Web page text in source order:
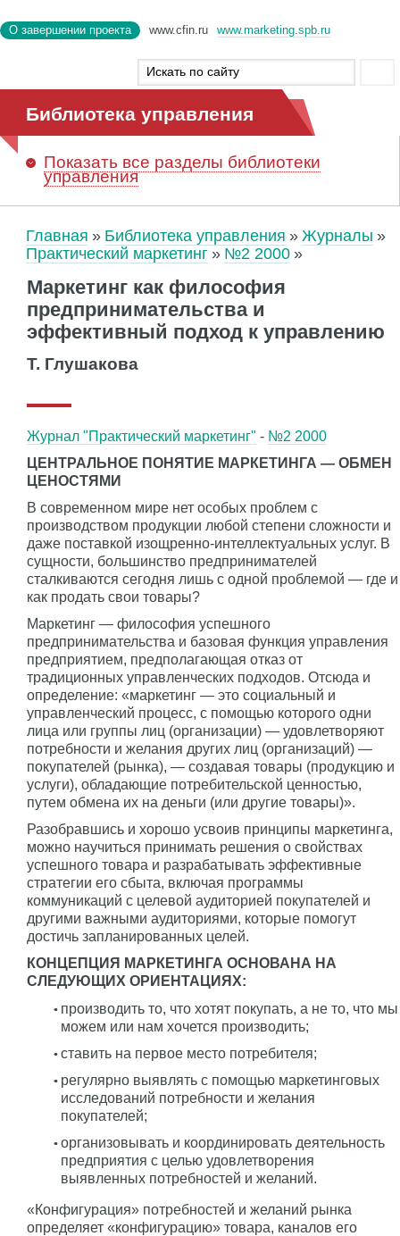
О завершении проекта www.cfin.ru www.marketing.spb.ru
Библиотека управления
Показать все разделы библиотеки
управления
Главная Библиотека управления
Журналы
Практический маркетинг
№2 2000
Маркетинг как философия
предпринимательства и
эффективный подход к управлению
Т. Глушакова
Журнал "Практический маркетинг" - №2 2000
ЦЕНТРАЛЬНОЕ ПОНЯТИЕ МАРКЕТИНГА — ОБМЕН
ЦЕНОСТЯМИ
В современном мире нет особых проблем с
производством продукции любой степени сложности и
даже поставкой изощренно-интеллектуальных услуг. В
сущности, большинство предпринимателей
сталкиваются сегодня лишь с одной проблемой — где и
как продать свои товары?
Маркетинг — философия успешного
предпринимательства и базовая функция управления
предприятием, предполагающая отказ от
традиционных управленческих подходов. Отсюда и
определение: «маркетинг — это социальный и
управленческий процесс, с помощью которого одни
лица или группы лиц (организации) — удовлетворяют
потребности и желания других лиц (организаций) —
покупателей (рынка), — создавая товары (продукцию и
услуги), обладающие потребительской ценностью,
путем обмена их на деньги (или другие товары)».
Разобравшись и хорошо усвоив принципы маркетинга,
можно научиться принимать решения о свойствах
успешного товара и разрабатывать эффективные
стратегии его сбыта, включая программы
коммуникаций с целевой аудиторией покупателей и
другими важными аудиториями, которые помогут
достичь запланированных целей.
КОНЦЕПЦИЯ МАРКЕТИНГА ОСНОВАНА НА
СЛЕДУЮЩИХ ОРИЕНТАЦИЯХ:
производить то, что хотят покупать, а не то, что мы
можем или нам хочется производить;
ставить на первое место потребителя;
регулярно выявлять с помощью маркетинговых
исследований потребности и желания
покупателей;
организовывать и координировать деятельность
предприятия с целью удовлетворения
выявленных потребностей и желаний.
«Конфигурация» потребностей и желаний рынка
определяет «конфигурацию» товара, каналов его